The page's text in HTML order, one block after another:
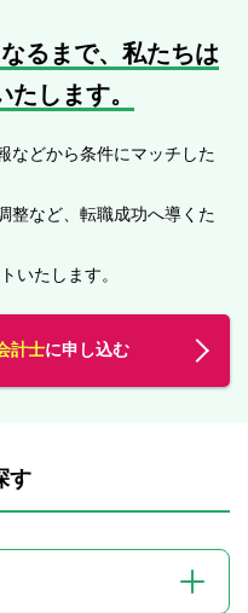
るまで、 私たちは
します。
などから条件にマッチした
整など、転職成功へ導くた
いたします。
計士に申し込む
す